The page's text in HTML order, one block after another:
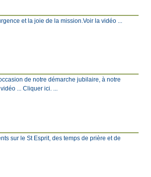
et la joie de la mission.Voir la vidéo ...
de notre démarche jubilaire, à notre
... Cliquer ici. ...
sur le St Esprit, des temps de prière et de